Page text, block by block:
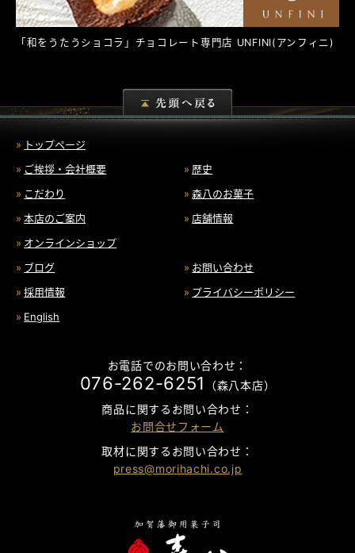
「和をうたうショコラ」チョコレート専門店 UNFINI(アンフィニ)
トップページ
ご挨拶・会社概要
歴史
こだわり
森八のお菓子
本店のご案内
店舗情報
オンラインショップ
ブログ
お問い合わせ
採用情報
プライバシーポリシー
English
お電話でのお問い合わせ：
076-262-6251
（森八本店）
商品に関するお問い合わせ：
お問合せフォーム
取材に関するお問い合わせ：
press@morihachi.co.jp